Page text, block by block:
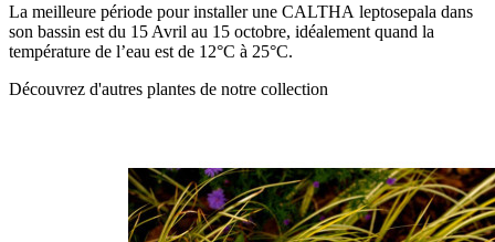
La meilleure période pour installer une CALTHA leptosepala dans
son bassin est du 15 Avril au 15 octobre, idéalement quand la
température de l’eau est de 12°C à 25°C.
Découvrez d'autres plantes de notre collection